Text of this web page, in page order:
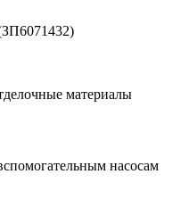
материалы
насосам